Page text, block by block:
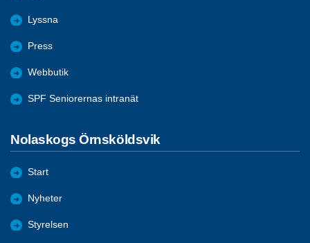
Lyssna
Press
Webbutik
SPF Seniorernas intranät
Nolaskogs Örnsköldsvik
Start
Nyheter
Styrelsen